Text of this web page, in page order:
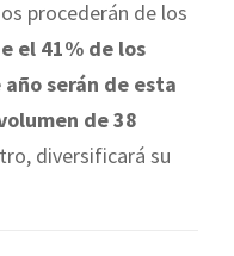
procederán de los
el 41% de los
serán de esta
de 38
diversificará su